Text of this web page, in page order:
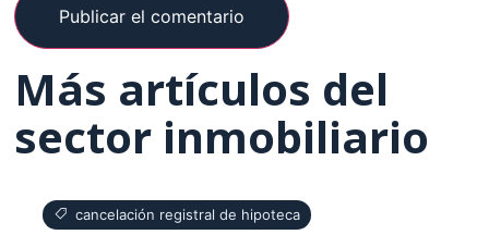
Más artículos del
sector inmobiliario
cancelación registral de hipoteca